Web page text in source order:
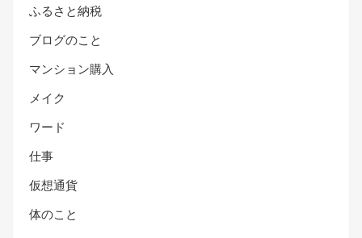
ふるさと納税
ブログのこと
マンション購入
メイク
ワード
仕事
仮想通貨
体のこと